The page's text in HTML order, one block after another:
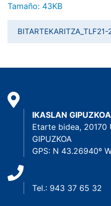
Haga clic aquí para ver la
Tamaño: 43KB
BITARTEKARITZA_TLF21-
IKASLAN GIPUZKOA
Etarte bidea, 20170
GIPUZKOA
GPS: N 43.26940º
Tel.: 943 37 65 32